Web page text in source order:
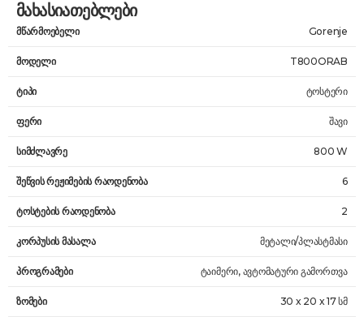
მახასიათებლები
მწარმოებელი Gorenje
მოდელი T800ORAB
ტიპი ტოსტერი
ფერი შავი
სიმძლავრე 800 W
შეწვის რეჟიმების რაოდენობა 6
ტოსტების რაოდენობა 2
კორპუსის მასალა მეტალი/პლასტმასი
პროგრამები ტაიმერი, ავტომატური გამორთვა
ზომები 30 x 20 x 17 სმ